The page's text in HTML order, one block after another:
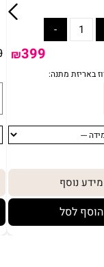
₪399
מידע נוסף
הוסף לסל